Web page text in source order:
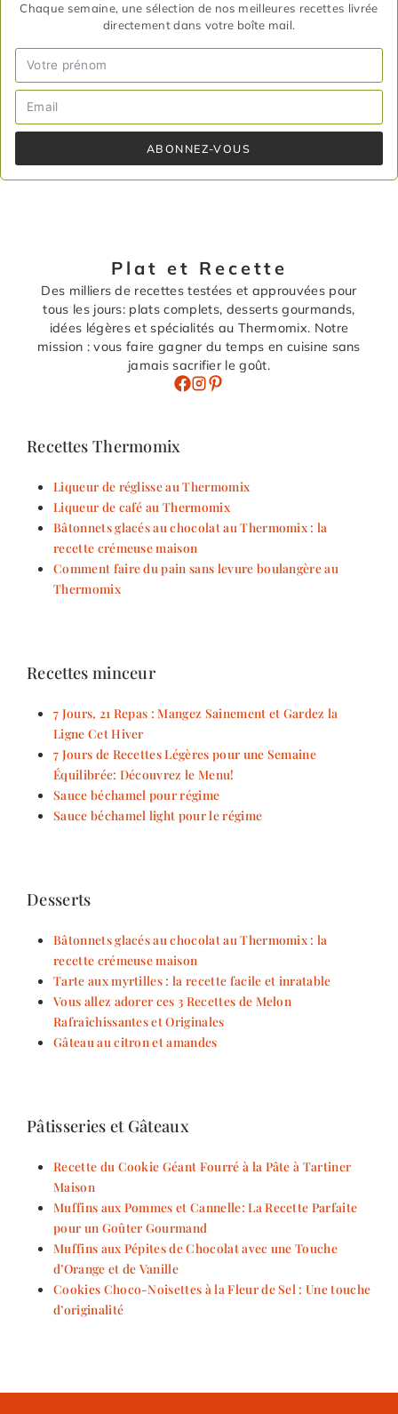
Chaque semaine, une sélection de nos meilleures recettes livrée
directement dans votre boîte mail.
ABONNEZ-VOUS
Plat et Recette
Des milliers de recettes testées et approuvées pour
tous les jours: plats complets, desserts gourmands,
idées légères et spécialités au Thermomix. Notre
mission : vous faire gagner du temps en cuisine sans
jamais sacrifier le goût.
Recettes Thermomix
Liqueur de réglisse au Thermomix
Liqueur de café au Thermomix
Bâtonnets glacés au chocolat au Thermomix : la
recette crémeuse maison
Comment faire du pain sans levure boulangère au
Thermomix
Recettes minceur
7 Jours, 21 Repas : Mangez Sainement et Gardez la
Ligne Cet Hiver
7 Jours de Recettes Légères pour une Semaine
Équilibrée: Découvrez le Menu!
Sauce béchamel pour régime
Sauce béchamel light pour le régime
Desserts
Bâtonnets glacés au chocolat au Thermomix : la
recette crémeuse maison
Tarte aux myrtilles : la recette facile et inratable
Vous allez adorer ces 3 Recettes de Melon
Rafraîchissantes et Originales
Gâteau au citron et amandes
Pâtisseries et Gâteaux
Recette du Cookie Géant Fourré à la Pâte à Tartiner
Maison
Muffins aux Pommes et Cannelle: La Recette Parfaite
pour un Goûter Gourmand
Muffins aux Pépites de Chocolat avec une Touche
d’Orange et de Vanille
Cookies Choco-Noisettes à la Fleur de Sel : Une touche
d’originalité